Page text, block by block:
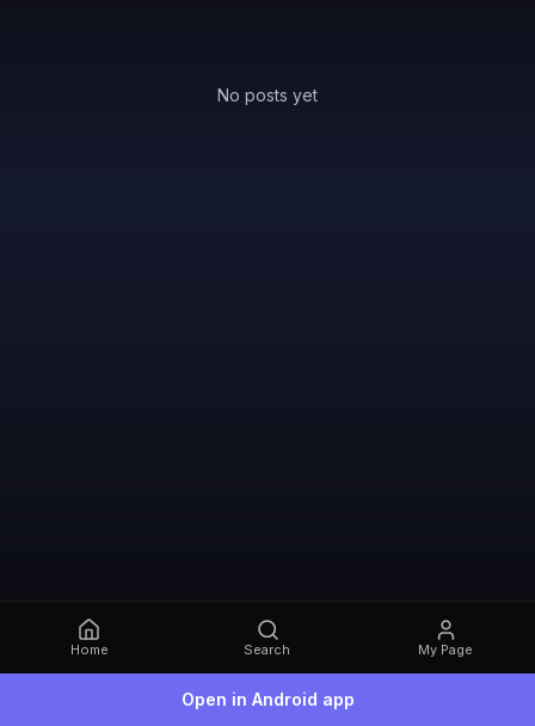
Home Search My Page
Open in Android app
No posts yet